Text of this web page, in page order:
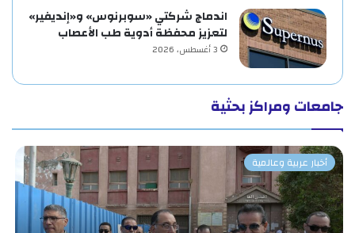
اندماج شركتي «سوبرنوس» و«إنديفير»
لتعزيز محفظة أدوية طب الأعصاب
3 أغسطس، 2026
جامعات ومراكز بحثية
أخبار عربية وعالمية